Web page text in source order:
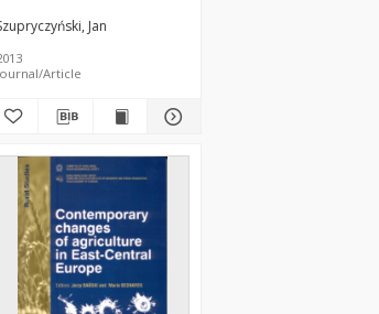
Jan
Article